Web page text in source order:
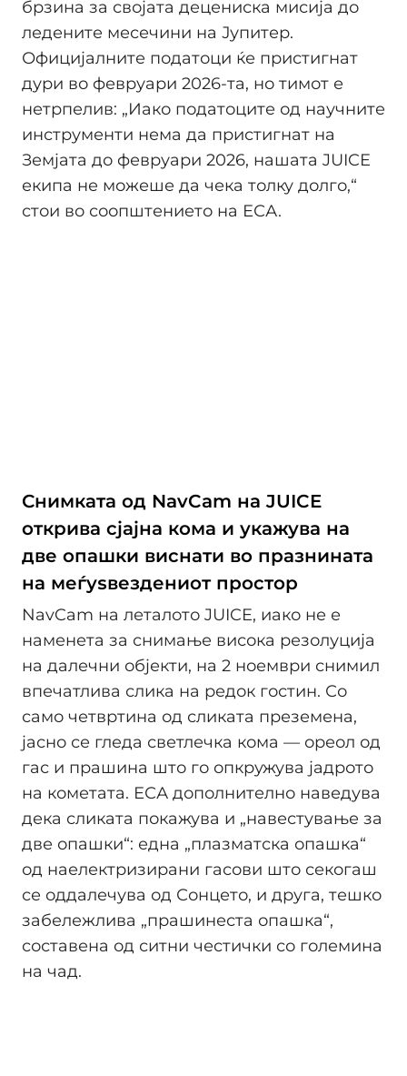
брзина за својата децениска мисија до
ледените месечини на Јупитер.
Официјалните податоци ќе пристигнат
дури во февруари 2026-та, но тимот е
нетрпелив: „Иако податоците од научните
инструменти нема да пристигнат на
Земјата до февруари 2026, нашата JUICE
екипа не можеше да чека толку долго,“
стои во соопштението на ЕСА.
Снимката од NavCam на JUICE
открива сјајна кома и укажува на
две опашки виснати во празнината
на меѓуѕвездениот простор
NavCam на леталото JUICE, иако не е
наменета за снимање висока резолуција
на далечни објекти, на 2 ноември снимил
впечатлива слика на редок гостин. Со
само четвртина од сликата преземена,
јасно се гледа светлечка кома — ореол од
гас и прашина што го опкружува јадрото
на кометата. ЕСА дополнително наведува
дека сликата покажува и „навестување за
две опашки“: една „плазматска опашка“
од наелектризирани гасови што секогаш
се оддалечува од Сонцето, и друга, тешко
забележлива „прашинеста опашка“,
составена од ситни честички со големина
на чад.